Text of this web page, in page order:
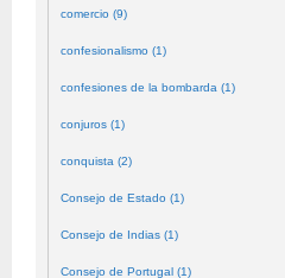
comercio (9)
confesionalismo (1)
confesiones de la bombarda (1)
conjuros (1)
conquista (2)
Consejo de Estado (1)
Consejo de Indias (1)
Consejo de Portugal (1)